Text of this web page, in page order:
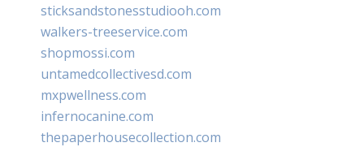
sticksandstonesstudiooh.com
walkers-treeservice.com
shopmossi.com
untamedcollectivesd.com
mxpwellness.com
infernocanine.com
thepaperhousecollection.com